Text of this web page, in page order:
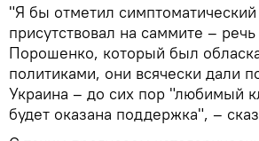
"Я бы отметил
присутствовал на саммите –
Порошенко, который был
политиками, они всячески дали
Украина – до сих пор "любимый
будет оказана поддержка", –